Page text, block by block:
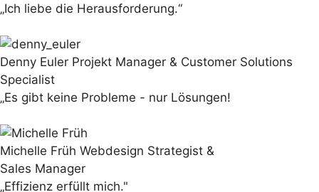
„Ich liebe die Herausforderung.“
Denny Euler Projekt Manager & Customer Solutions
Specialist
„Es gibt keine Probleme - nur Lösungen!
Michelle Früh Webdesign Strategist &
Sales Manager
„Effizienz erfüllt mich."